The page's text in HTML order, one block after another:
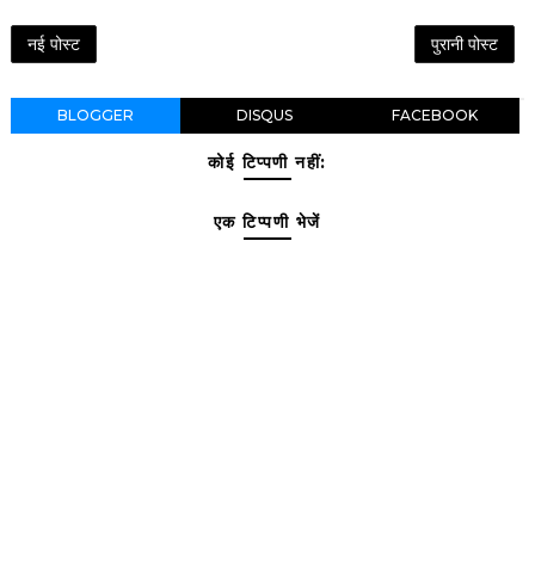
नई पोस्ट पुरानी पोस्ट
BLOGGER DISQUS FACEBOOK
कोई टिप्पणी नहीं:
एक टिप्पणी भेजें